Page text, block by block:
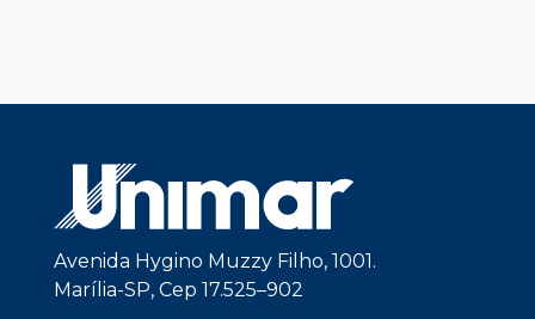
Avenida Hygino Muzzy Filho, 1001.
Marília-SP, Cep 17.525–902